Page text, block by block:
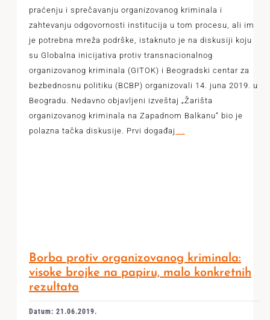
praćenju i sprečavanju organizovanog kriminala i
zahtevanju odgovornosti institucija u tom procesu, ali im
je potrebna mreža podrške, istaknuto je na diskusiji koju
su Globalna inicijativa protiv transnacionalnog
organizovanog kriminala (GITOK) i Beogradski centar za
bezbednosnu politiku (BCBP) organizovali 14. juna 2019. u
Beogradu. Nedavno objavljeni izveštaj „Žarišta
organizovanog kriminala na Zapadnom Balkanu“ bio je
polazna tačka diskusije. Prvi događaj ...
Borba protiv organizovanog kriminala:
visoke brojke na papiru, malo konkretnih
rezultata
Datum: 21.06.2019.